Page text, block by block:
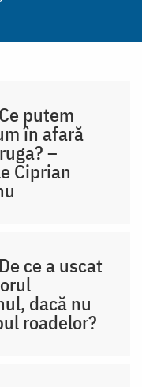
putem
în afară
–
Ciprian
ce a uscat
dacă nu
roadelor?